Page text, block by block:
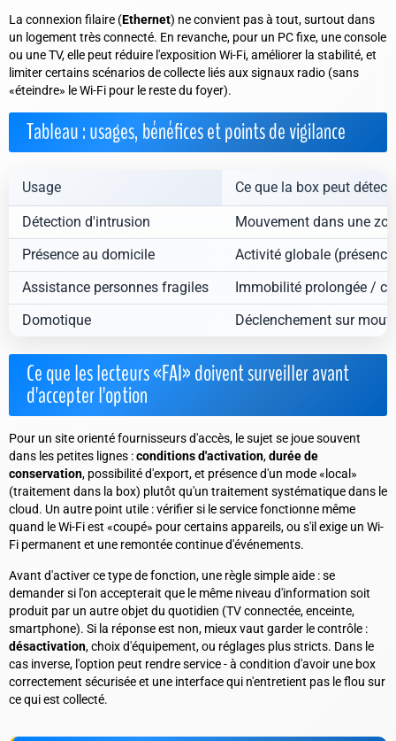
La connexion filaire (Ethernet) ne convient pas à tout, surtout dans
un logement très connecté. En revanche, pour un PC fixe, une console
ou une TV, elle peut réduire l'exposition Wi-Fi, améliorer la stabilité, et
limiter certains scénarios de collecte liés aux signaux radio (sans
«éteindre» le Wi-Fi pour le reste du foyer).
Tableau : usages, bénéfices et points de vigilance
Usage Ce que la box peut
Détection d'intrusion
Mouvement dans une
Présence au domicile
Activité globale
Assistance personnes fragiles
Immobilité prolongée /
Domotique
Déclenchement sur
Ce que les lecteurs «FAI» doivent surveiller avant
d'accepter l'option
Pour un site orienté fournisseurs d'accès, le sujet se joue souvent
dans les petites lignes :conditions d'activation,durée de
conservation, possibilité d'export, et présence d'un mode «local»
(traitement dans la box) plutôt qu'un traitement systématique dans le
cloud. Un autre point utile : vérifier si le service fonctionne même
quand le Wi-Fi est «coupé» pour certains appareils, ou s'il exige un Wi-
Fi permanent et une remontée continue d'événements.
Avant d'activer ce type de fonction, une règle simple aide : se
demander si l'on accepterait que le même niveau d'information soit
produit par un autre objet du quotidien (TV connectée, enceinte,
smartphone). Si la réponse est non, mieux vaut garder le contrôle :
désactivation, choix d'équipement, ou réglages plus stricts. Dans le
cas inverse, l'option peut rendre service - à condition d'avoir une box
correctement sécurisée et une interface qui n'entretient pas le flou sur
ce qui est collecté.